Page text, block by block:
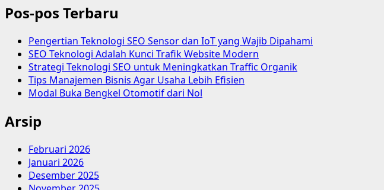
Pos-pos Terbaru
Pengertian Teknologi SEO Sensor dan IoT yang Wajib Dipahami
SEO Teknologi Adalah Kunci Trafik Website Modern
Strategi Teknologi SEO untuk Meningkatkan Traffic Organik
Tips Manajemen Bisnis Agar Usaha Lebih Efisien
Modal Buka Bengkel Otomotif dari Nol
Arsip
Februari 2026
Januari 2026
Desember 2025